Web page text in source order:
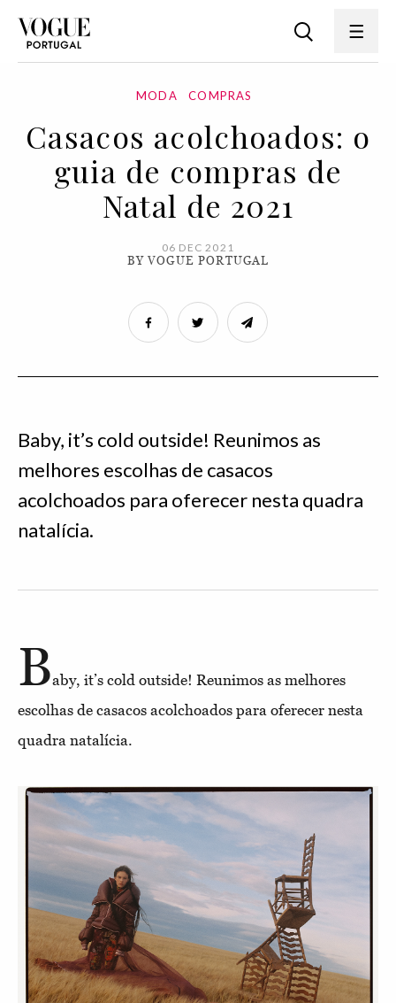
MODA COMPRAS
Casacos acolchoados: o
guia de compras de
Natal de 2021
06 DEC 2021
BY VOGUE PORTUGAL
Baby, it’s cold outside! Reunimos as
melhores escolhas de casacos
acolchoados para oferecer nesta quadra
natalícia.
Baby, it’s cold outside! Reunimos as melhores
escolhas de casacos acolchoados para oferecer nesta
quadra natalícia.